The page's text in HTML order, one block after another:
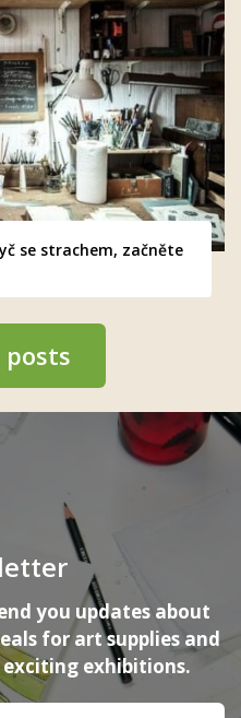
se strachem, začněte
you updates about
for art supplies and
exhibitions.